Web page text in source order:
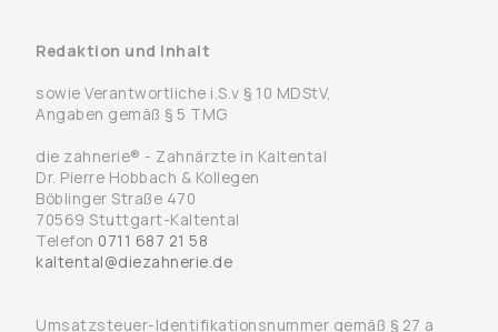
Redaktion und Inhalt
sowie Verantwortliche i.S.v § 10 MDStV,
Angaben gemäß § 5 TMG
die zahnerie® - Zahnärzte in Kaltental
Dr. Pierre Hobbach & Kollegen
Böblinger Straße 470
70569 Stuttgart-Kaltental
Telefon 0711 687 21 58
kaltental@diezahnerie.de
Umsatzsteuer-Identifikationsnummer gemäß § 27 a